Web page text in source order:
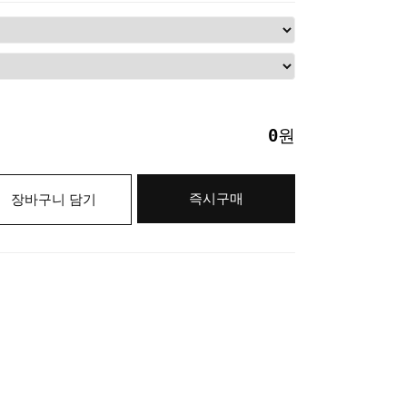
0원
장바구니 담기 즉시구매